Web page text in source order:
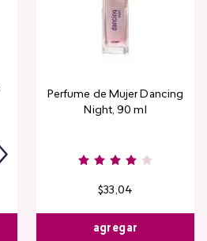
Perfume de Mujer Dancing
Night, 90 ml
$33 ,04
agregar